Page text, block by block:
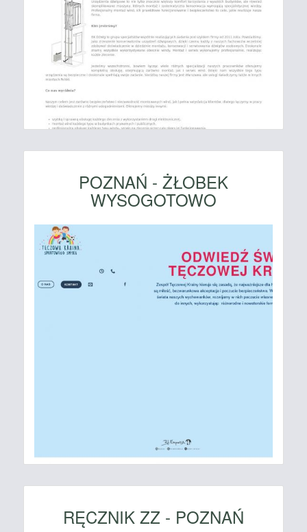
POZNAŃ - ŻŁOBEK
WYSOGOTOWO
RĘCZNIK ZZ - POZNAŃ